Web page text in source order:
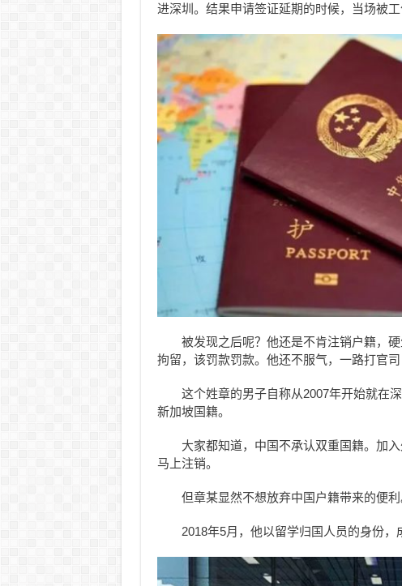
进深圳。结果申请签证延期的时候，当场被工
被发现之后呢？他还是不肯注销户籍，
拘留，该罚款罚款。他还不服气，一路打官司
这个姓章的男子自称从2007年开始就在
新加坡国籍。
大家都知道，中国不承认双重国籍。加
马上注销。
但章某显然不想放弃中国户籍带来的便利
2018年5月，他以留学归国人员的身份，